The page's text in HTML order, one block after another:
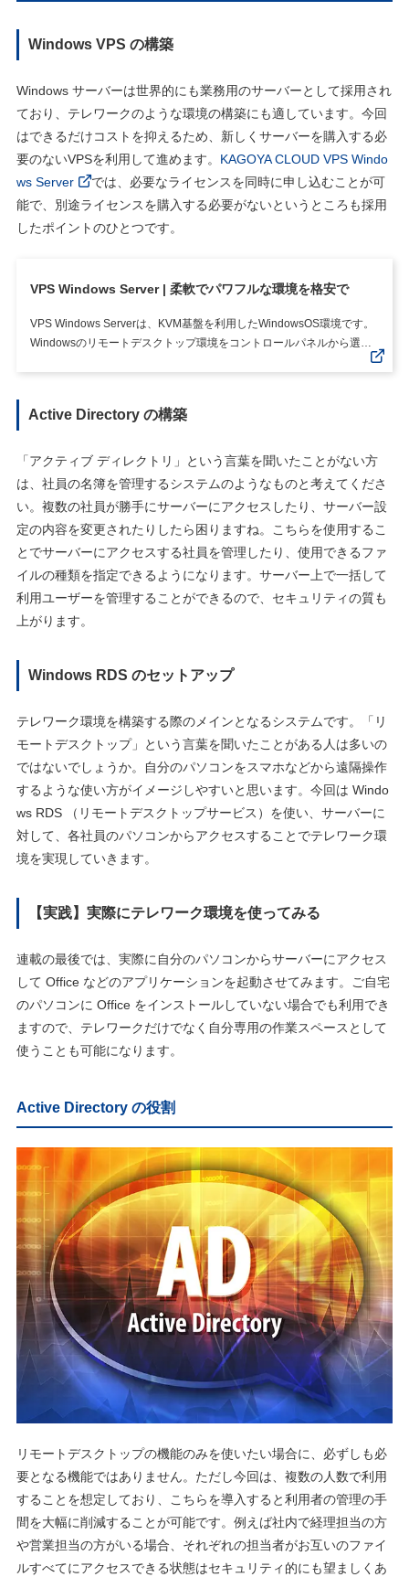
Windows VPS の構築
Windows サーバーは世界的にも業務用のサーバーとして採用され
ており、テレワークのような環境の構築にも適しています。今回
はできるだけコストを抑えるため、新しくサーバーを購入する必
要のないVPSを利用して進めます。 KAGOYA CLOUD VPS Windo
ws Server
では、必要なライセンスを同時に申し込むことが可
能で、別途ライセンスを購入する必要がないというところも採用
したポイントのひとつです。
VPS Windows Server | 柔軟でパワフルな環境を格安で
VPS Windows Serverは、KVM基盤を利用したWindowsOS環境です。
Windowsのリモートデスクトップ環境をコントロールパネルから選択
Active Directory の構築
「アクティブ ディレクトリ」という言葉を聞いたことがない方
は、社員の名簿を管理するシステムのようなものと考えてくださ
い。複数の社員が勝手にサーバーにアクセスしたり、サーバー設
定の内容を変更されたりしたら困りますね。こちらを使用するこ
とでサーバーにアクセスする社員を管理したり、使用できるファ
イルの種類を指定できるようになります。サーバー上で一括して
利用ユーザーを管理することができるので、セキュリティの質も
上がります。
Windows RDS のセットアップ
テレワーク環境を構築する際のメインとなるシステムです。「リ
モートデスクトップ」という言葉を聞いたことがある人は多いの
ではないでしょうか。自分のパソコンをスマホなどから遠隔操作
するような使い方がイメージしやすいと思います。今回は Windo
ws RDS （リモートデスクトップサービス）を使い、サーバーに
対して、各社員のパソコンからアクセスすることでテレワーク環
境を実現していきます。
【実践】実際にテレワーク環境を使ってみる
連載の最後では、実際に自分のパソコンからサーバーにアクセス
して Office などのアプリケーションを起動させてみます。ご自宅
のパソコンに Office をインストールしていない場合でも利用でき
ますので、テレワークだけでなく自分専用の作業スペースとして
使うことも可能になります。
Active Directory の役割
リモートデスクトップの機能のみを使いたい場合に、必ずしも必
要となる機能ではありません。ただし今回は、複数の人数で利用
することを想定しており、こちらを導入すると利用者の管理の手
間を大幅に削減することが可能です。例えば社内で経理担当の方
や営業担当の方がいる場合、それぞれの担当者がお互いのファイ
ルすべてにアクセスできる状態はセキュリティ的にも望ましくあ